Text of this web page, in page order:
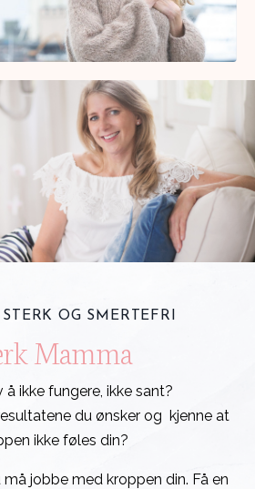
OG SMERTEFRI
Mamma
å ikke fungere, ikke sant?
du ønsker og kjenne at
ikke føles din?
må jobbe med kroppen din. Få en